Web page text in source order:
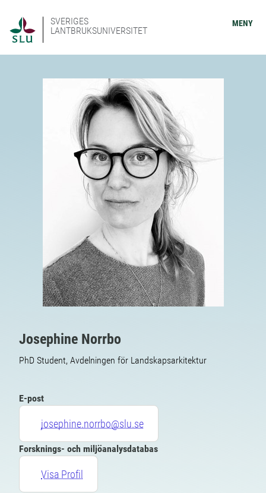
SVERIGES
LANTBRUKSUNIVERSITET
MENY
Josephine Norrbo
PhD Student, Avdelningen för Landskapsarkitektur
E-post
josephine.norrbo@slu.se
Forsknings- och miljöanalysdatabas
Visa Profil